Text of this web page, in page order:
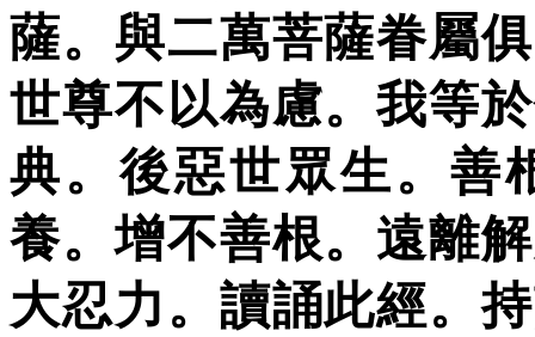
薩。與二萬菩薩眷屬
世尊不以為慮。我等
典。後惡世眾生。善
養。增不善根。遠離
大忍力。讀誦此經。持